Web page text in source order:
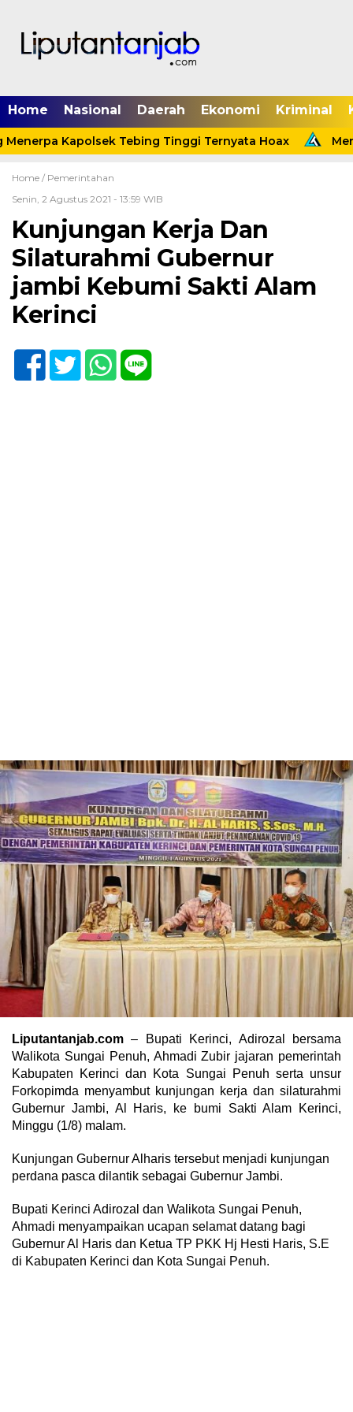
Home Nasional Daerah Ekonomi Kriminal
Kapolsek Tebing Tinggi Ternyata Hoax
Home / Pemerintahan
Senin, 2 Agustus 2021 - 13:59 WIB
Kunjungan Kerja Dan
Silaturahmi Gubernur
jambi Kebumi Sakti Alam
Kerinci
Liputantanjab.com – Bupati Kerinci, Adirozal bersama
Walikota Sungai Penuh, Ahmadi Zubir jajaran pemerintah
Kabupaten Kerinci dan Kota Sungai Penuh serta unsur
Forkopimda menyambut kunjungan kerja dan silaturahmi
Gubernur Jambi, Al Haris, ke bumi Sakti Alam Kerinci,
Minggu (1/8) malam.
Kunjungan Gubernur Alharis tersebut menjadi kunjungan
perdana pasca dilantik sebagai Gubernur Jambi.
Bupati Kerinci Adirozal dan Walikota Sungai Penuh,
Ahmadi menyampaikan ucapan selamat datang bagi
Gubernur Al Haris dan Ketua TP PKK Hj Hesti Haris, S.E
di Kabupaten Kerinci dan Kota Sungai Penuh.